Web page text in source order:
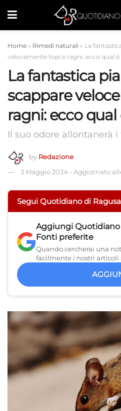
Home » Rimedi naturali » La
velocemente topi e ragni: ecco qual è
La fantastica
scappare
ragni: ecco qual
Il suo odore allontanerà i
by Redazione
3 Maggio 2024 - Aggiornato
Segui Quotidiano di
Aggiungi Quotidiano
Fonti preferite
Quando cercherai una
facilmente i nostri articoli